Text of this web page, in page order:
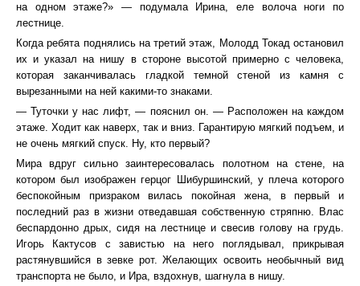
на одном этаже?» — подумала Ирина, еле волоча ноги по
лестнице.
Когда ребята поднялись на третий этаж, Молодд Токад остановил
их и указал на нишу в стороне высотой примерно с человека,
которая заканчивалась гладкой темной стеной из камня с
вырезанными на ней какими-то знаками.
— Туточки у нас лифт, — пояснил он. — Расположен на каждом
этаже. Ходит как наверх, так и вниз. Гарантирую мягкий подъем, и
не очень мягкий спуск. Ну, кто первый?
Мира вдруг сильно заинтересовалась полотном на стене, на
котором был изображен герцог Шибуршинский, у плеча которого
беспокойным призраком вилась покойная жена, в первый и
последний раз в жизни отведавшая собственную стряпню. Влас
беспардонно дрых, сидя на лестнице и свесив голову на грудь.
Игорь Кактусов с завистью на него поглядывал, прикрывая
растянувшийся в зевке рот. Желающих освоить необычный вид
транспорта не было, и Ира, вздохнув, шагнула в нишу.